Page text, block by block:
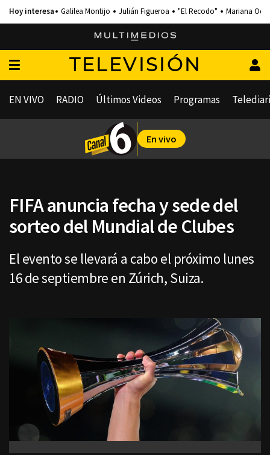
Galilea Montijo Julián Figueroa "El Recodo" Mariana
TELEVISIÓN
EN VIVO RADIO Últimos Videos Programas
En vivo
FIFA anuncia fecha y sede del
sorteo del Mundial de Clubes
El evento se llevará a cabo el próximo lunes
16 de septiembre en Zúrich, Suiza.